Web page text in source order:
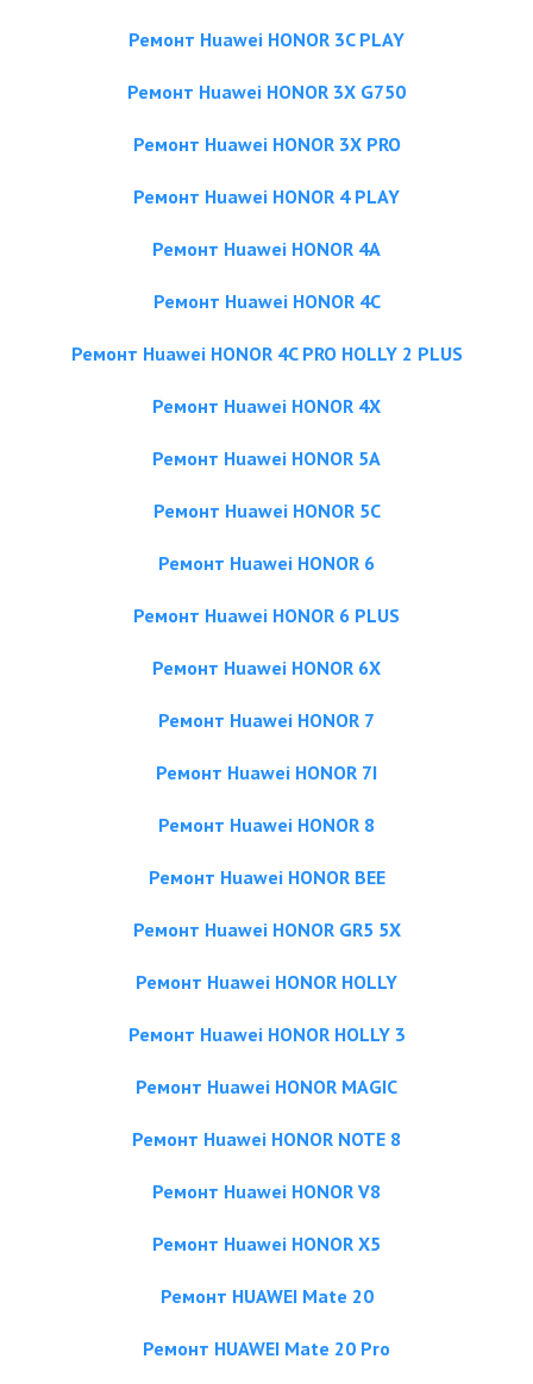
Ремонт Huawei HONOR 3C PLAY
Ремонт Huawei HONOR 3X G750
Ремонт Huawei HONOR 3X PRO
Ремонт Huawei HONOR 4 PLAY
Ремонт Huawei HONOR 4A
Ремонт Huawei HONOR 4C
Ремонт Huawei HONOR 4C PRO HOLLY 2 PLUS
Ремонт Huawei HONOR 4X
Ремонт Huawei HONOR 5A
Ремонт Huawei HONOR 5C
Ремонт Huawei HONOR 6
Ремонт Huawei HONOR 6 PLUS
Ремонт Huawei HONOR 6X
Ремонт Huawei HONOR 7
Ремонт Huawei HONOR 7I
Ремонт Huawei HONOR 8
Ремонт Huawei HONOR BEE
Ремонт Huawei HONOR GR5 5X
Ремонт Huawei HONOR HOLLY
Ремонт Huawei HONOR HOLLY 3
Ремонт Huawei HONOR MAGIC
Ремонт Huawei HONOR NOTE 8
Ремонт Huawei HONOR V8
Ремонт Huawei HONOR X5
Ремонт HUAWEI Mate 20
Ремонт HUAWEI Mate 20 Pro